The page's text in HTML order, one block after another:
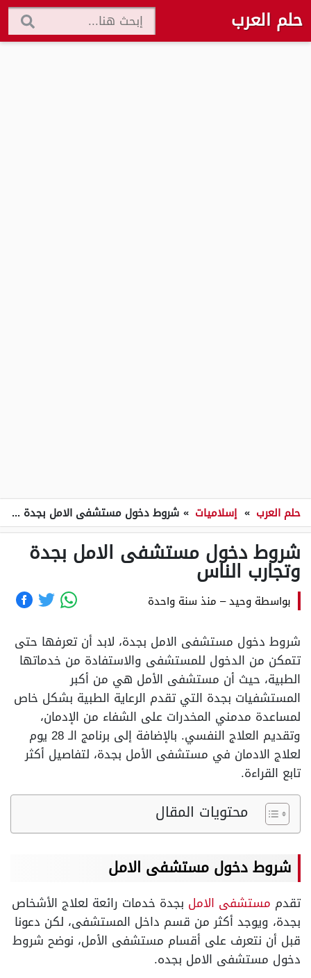
حلم العرب
حلم العرب » إسلاميات » شروط دخول مستشفى الامل بجدة وتجارب الناس
شروط دخول مستشفى الامل بجدة
وتجارب الناس
بواسطة وحيد– منذ سنة واحدة
شروط دخول مستشفى الامل بجدة، لابد أن تعرفها حتى
تتمكن من الدخول للمستشفى والاستفادة من خدماتها
الطبية، حيث أن مستشفى الأمل هي من أكبر
المستشفيات بجدة التي تقدم الرعاية الطبية بشكل خاص
لمساعدة مدمني المخدرات على الشفاء من الإدمان،
وتقديم العلاج النفسي. بالإضافة إلى برنامج الـ 28 يوم
لعلاج الادمان في مستشفى الأمل بجدة، لتفاصيل أكثر
تابع القراءة.
محتويات المقال
شروط دخول مستشفى الامل
تقدم مستشفى الامل بجدة خدمات رائعة لعلاج الأشخاص
بجدة، ويوجد أكثر من قسم داخل المستشفى، لكن دعونا
قبل أن نتعرف على أقسام مستشفى الأمل، نوضح شروط
دخول مستشفى الامل بجده.